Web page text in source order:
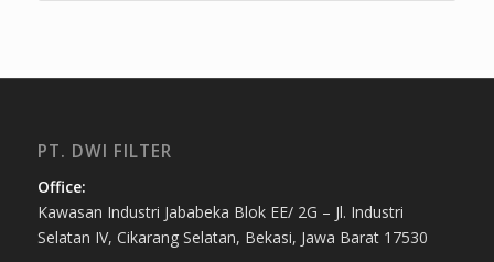
PT. DWI FILTER
Office:
Kawasan Industri Jababeka Blok EE/ 2G – Jl. Industri
Selatan IV, Cikarang Selatan, Bekasi, Jawa Barat 17530